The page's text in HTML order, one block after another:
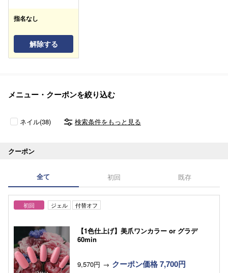
指名なし
解除する
メニュー・クーポンを絞り込む
ネイル(38) 検索条件をもっと見る
クーポン
全て 初回 既存
初回 ジェル 付替オフ
【1色仕上げ】美爪ワンカラー or グラデ
60min
9,570円 クーポン価格 7,700円